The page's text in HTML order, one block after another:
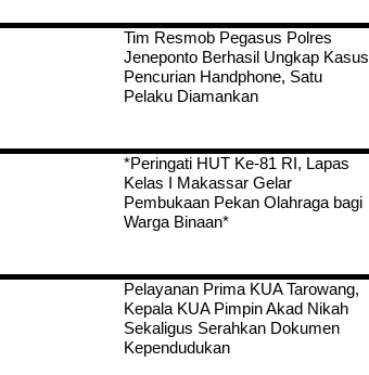
Tim Resmob Pegasus Polres
Jeneponto Berhasil Ungkap Kasus
Pencurian Handphone, Satu
Pelaku Diamankan
*Peringati HUT Ke-81 RI, Lapas
Kelas I Makassar Gelar
Pembukaan Pekan Olahraga bagi
Warga Binaan*
Pelayanan Prima KUA Tarowang,
Kepala KUA Pimpin Akad Nikah
Sekaligus Serahkan Dokumen
Kependudukan